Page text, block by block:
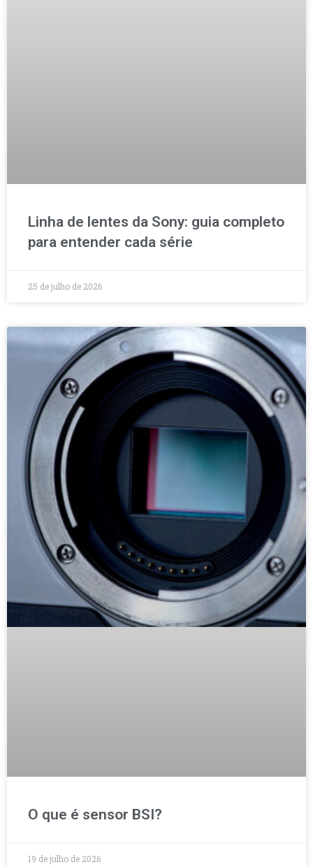
Linha de lentes da Sony: guia completo
para entender cada série
25 de julho de 2026
O que é sensor BSI?
19 de julho de 2026